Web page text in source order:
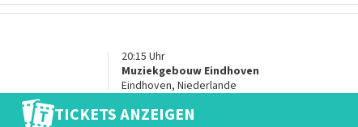
20:15 Uhr
Muziekgebouw Eindhoven
Eindhoven, Niederlande
TICKETS ANZEIGEN